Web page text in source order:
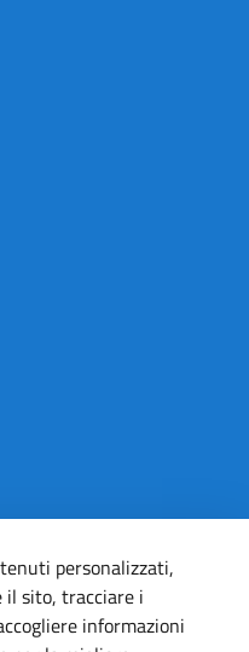
personalizzati,
il sito, tracciare i
informazioni